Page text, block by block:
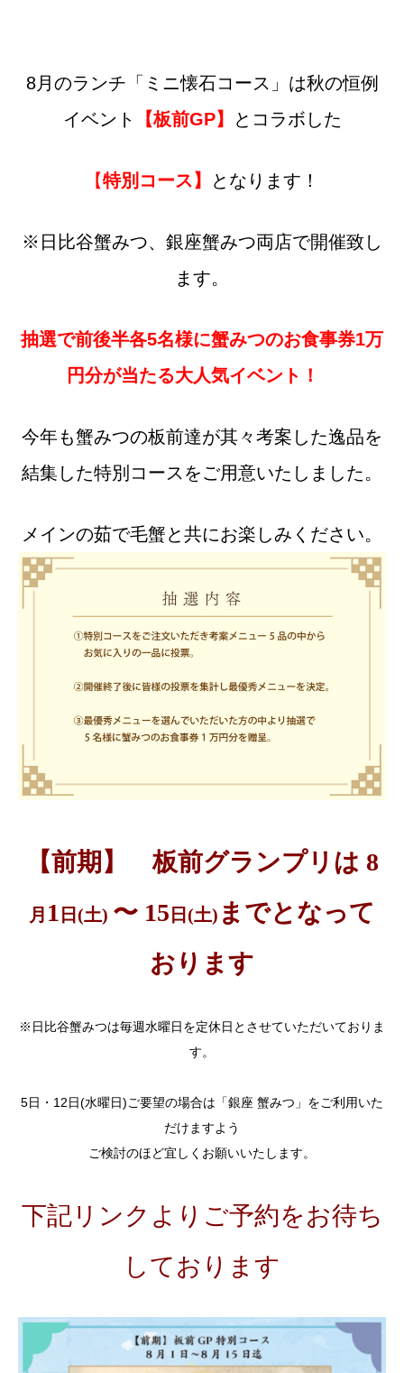
8月のランチ「ミニ懐石コース」は秋の恒例
イベント
【板前GP】 とコラボした
【特別コース】 となります！
※日比谷蟹みつ、銀座蟹みつ両店で開催致し
ます。
抽選で前後半各5名様に蟹みつのお食事券1万
円分が当たる大人気イベント！
今年も蟹みつの板前達が其々考案した逸品を
結集した特別コースをご用意いたしました。
メインの茹で毛蟹と共にお楽しみください。
【前期】 板前グランプリは 8
月 1 日(土) 〜 15 日(土) までとなって
おります
※日比谷蟹みつは毎週水曜日を定休日とさせていただいておりま
す。
5日・12日(水曜日)ご要望の場合は「銀座 蟹みつ」をご利用いた
だけますよう
ご検討のほど宜しくお願いいたします。
下記リンクよりご予約をお待ち
しております